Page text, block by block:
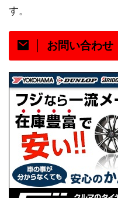
す。
お問い合わせ